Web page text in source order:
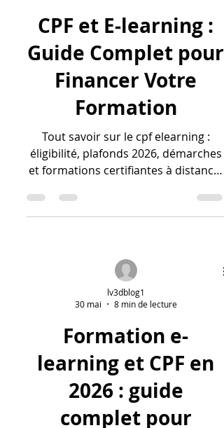
CPF et E‑learning :
Guide Complet pour
Financer Votre
Formation
Tout savoir sur le cpf elearning :
éligibilité, plafonds 2026, démarches
et formations certifiantes à distance.
lv3dblog1
30 mai
8 min de lecture
Formation e-
learning et CPF en
2026 : guide
complet pour